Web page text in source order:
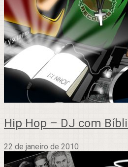
Hip Hop – DJ com
22 de janeiro de 2010